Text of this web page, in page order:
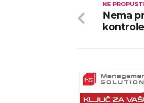
NE
Nema